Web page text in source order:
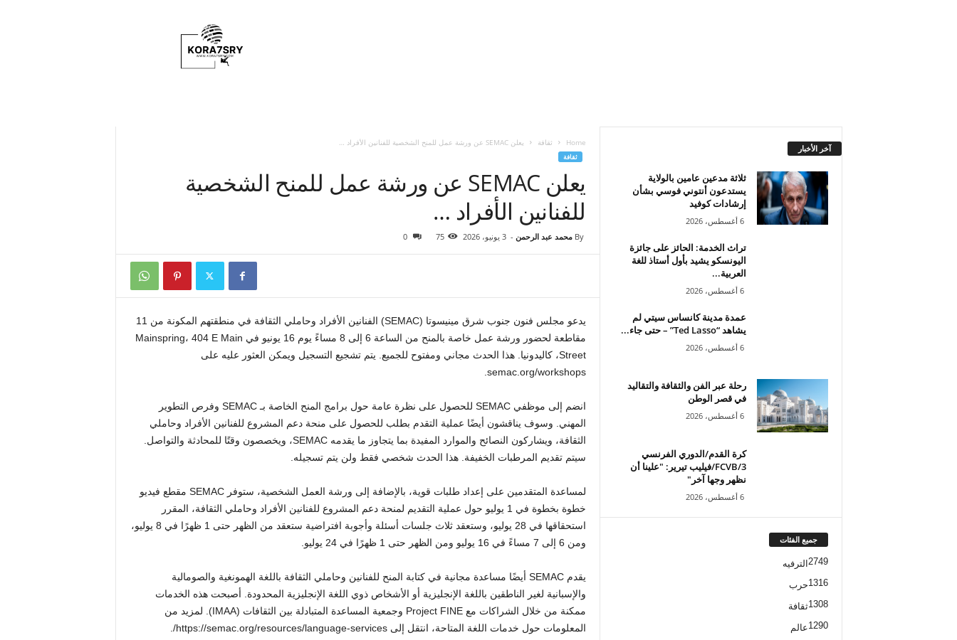
Home ثقافة يعلن SEMAC عن ورشة عمل للمنح الشخصية للفنانين الأفراد …
ثقافة
يعلن SEMAC عن ورشة عمل للمنح الشخصية
للفنانين الأفراد …
By محمد عبد الرحمن - 3 يونيو، 2026 75
0
يدعو مجلس فنون جنوب شرق مينيسوتا (SEMAC) الفنانين الأفراد وحاملي الثقافة في منطقتهم المكونة من 11
مقاطعة لحضور ورشة عمل خاصة بالمنح من الساعة 6 إلى 8 مساءً يوم 16 يونيو في Mainspring، 404 E Main
Street، كاليدونيا. هذا الحدث مجاني ومفتوح للجميع. يتم تشجيع التسجيل ويمكن العثور عليه على
semac.org/workshops.
انضم إلى موظفي SEMAC للحصول على نظرة عامة حول برامج المنح الخاصة بـ SEMAC وفرص التطوير
المهني. وسوف يناقشون أيضًا عملية التقدم بطلب للحصول على منحة دعم المشروع للفنانين الأفراد وحاملي
الثقافة، ويشاركون النصائح والموارد المفيدة بما يتجاوز ما يقدمه SEMAC، ويخصصون وقتًا للمحادثة والتواصل.
سيتم تقديم المرطبات الخفيفة. هذا الحدث شخصي فقط ولن يتم تسجيله.
لمساعدة المتقدمين على إعداد طلبات قوية، بالإضافة إلى ورشة العمل الشخصية، ستوفر SEMAC مقطع فيديو
خطوة بخطوة في 1 يوليو حول عملية التقديم لمنحة دعم المشروع للفنانين الأفراد وحاملي الثقافة، المقرر
استحقاقها في 28 يوليو، وستعقد ثلاث جلسات أسئلة وأجوبة افتراضية ستعقد من الظهر حتى 1 ظهرًا في 8 يوليو،
ومن 6 إلى 7 مساءً في 16 يوليو ومن الظهر حتى 1 ظهرًا في 24 يوليو.
يقدم SEMAC أيضًا مساعدة مجانية في كتابة المنح للفنانين وحاملي الثقافة باللغة الهمونغية والصومالية
والإسبانية لغير الناطقين باللغة الإنجليزية أو الأشخاص ذوي اللغة الإنجليزية المحدودة. أصبحت هذه الخدمات
ممكنة من خلال الشراكات مع Project FINE وجمعية المساعدة المتبادلة بين الثقافات (IMAA). لمزيد من
المعلومات حول خدمات اللغة المتاحة، انتقل إلى https://semac.org/resources/language-services/.
آخر الأخبار
ثلاثة مدعين عامين بالولاية
يستدعون أنتوني فوسي بشأن
إرشادات كوفيد
6 أغسطس، 2026
تراث الخدمة: الحائز على جائزة
اليونسكو يشيد بأول أستاذ للغة
العربية...
6 أغسطس، 2026
عمدة مدينة كانساس سيتي لم
يشاهد “Ted Lasso” – حتى جاء...
6 أغسطس، 2026
رحلة عبر الفن والثقافة والتقاليد
في قصر الوطن
6 أغسطس، 2026
كرة القدم/الدوري الفرنسي
3/FCVB/فيليب تيرير: "علينا أن
نظهر وجها آخر"
6 أغسطس، 2026
جميع الفئات
الترفيه 2749
حرب1316
ثقافة1308
عالم1290